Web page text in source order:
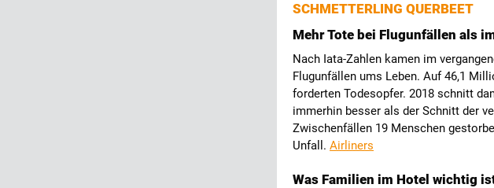
SCHMETTERLING QUERBEET
Mehr Tote bei Flugunfällen als
Nach Iata-Zahlen kamen im
Flugunfällen ums Leben. Auf 46,1
forderten Todesopfer. 2018 schnitt
immerhin besser als der Schnitt der
Zwischenfällen 19 Menschen
Unfall. Airliners
Was Familien im Hotel wichtig